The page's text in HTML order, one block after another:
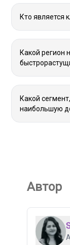
Кто является
Какой регион
Какой
наибольшую
Автор